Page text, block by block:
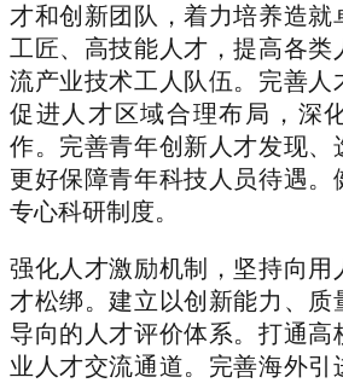
才和创新团队，着力培养造就
工匠、高技能人才，提高各类
流产业技术工人队伍。完善人
促进人才区域合理布局，深
作。完善青年创新人才发现、
更好保障青年科技人员待遇。
专心科研制度。
强化人才激励机制，坚持向用
才松绑。建立以创新能力、质
导向的人才评价体系。打通高
业人才交流通道。完善海外引